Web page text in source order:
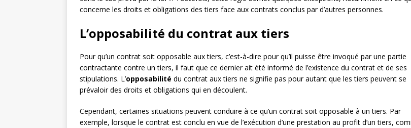
concerne les droits et obligations des tiers face aux contrats conclus par d’autres personnes.
L’opposabilité du contrat aux tiers
Pour qu’un contrat soit opposable aux tiers, c’est-à-dire pour qu’il puisse être invoqué par une partie
contractante contre un tiers, il faut que ce dernier ait été informé de l’existence du contrat et de ses
stipulations. L’opposabilité du contrat aux tiers ne signifie pas pour autant que les tiers peuvent se
prévaloir des droits et obligations qui en découlent.
Cependant, certaines situations peuvent conduire à ce qu’un contrat soit opposable à un tiers. Par
exemple, lorsque le contrat est conclu en vue de l’exécution d’une prestation au profit d’un tiers,